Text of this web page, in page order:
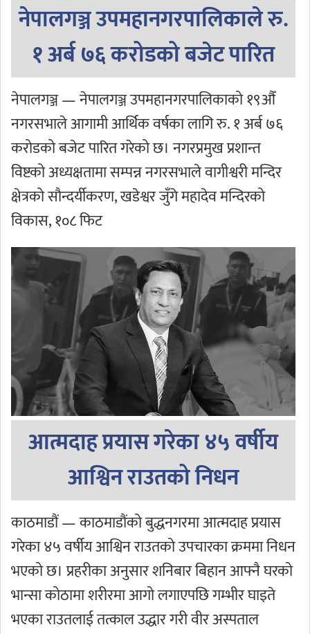
नेपालगञ्ज उपमहानगरपालिकाले रु.
१ अर्ब ७६ करोडको बजेट पारित
नेपालगञ्ज — नेपालगञ्ज उपमहानगरपालिकाको १९औँ
नगरसभाले आगामी आर्थिक वर्षका लागि रु. १ अर्ब ७६
करोडको बजेट पारित गरेको छ। नगरप्रमुख प्रशान्त
विष्टको अध्यक्षतामा सम्पन्न नगरसभाले वागीश्वरी मन्दिर
क्षेत्रको सौन्दर्यीकरण, खडेश्वर जुँगे महादेव मन्दिरको
विकास, १०८ फिट
आत्मदाह प्रयास गरेका ४५ वर्षीय
आश्विन राउतको निधन
काठमाडौं — काठमाडौंको बुद्धनगरमा आत्मदाह प्रयास
गरेका ४५ वर्षीय आश्विन राउतको उपचारका क्रममा निधन
भएको छ। प्रहरीका अनुसार शनिबार बिहान आफ्नै घरको
भान्सा कोठामा शरीरमा आगो लगाएपछि गम्भीर घाइते
भएका राउतलाई तत्काल उद्धार गरी वीर अस्पताल